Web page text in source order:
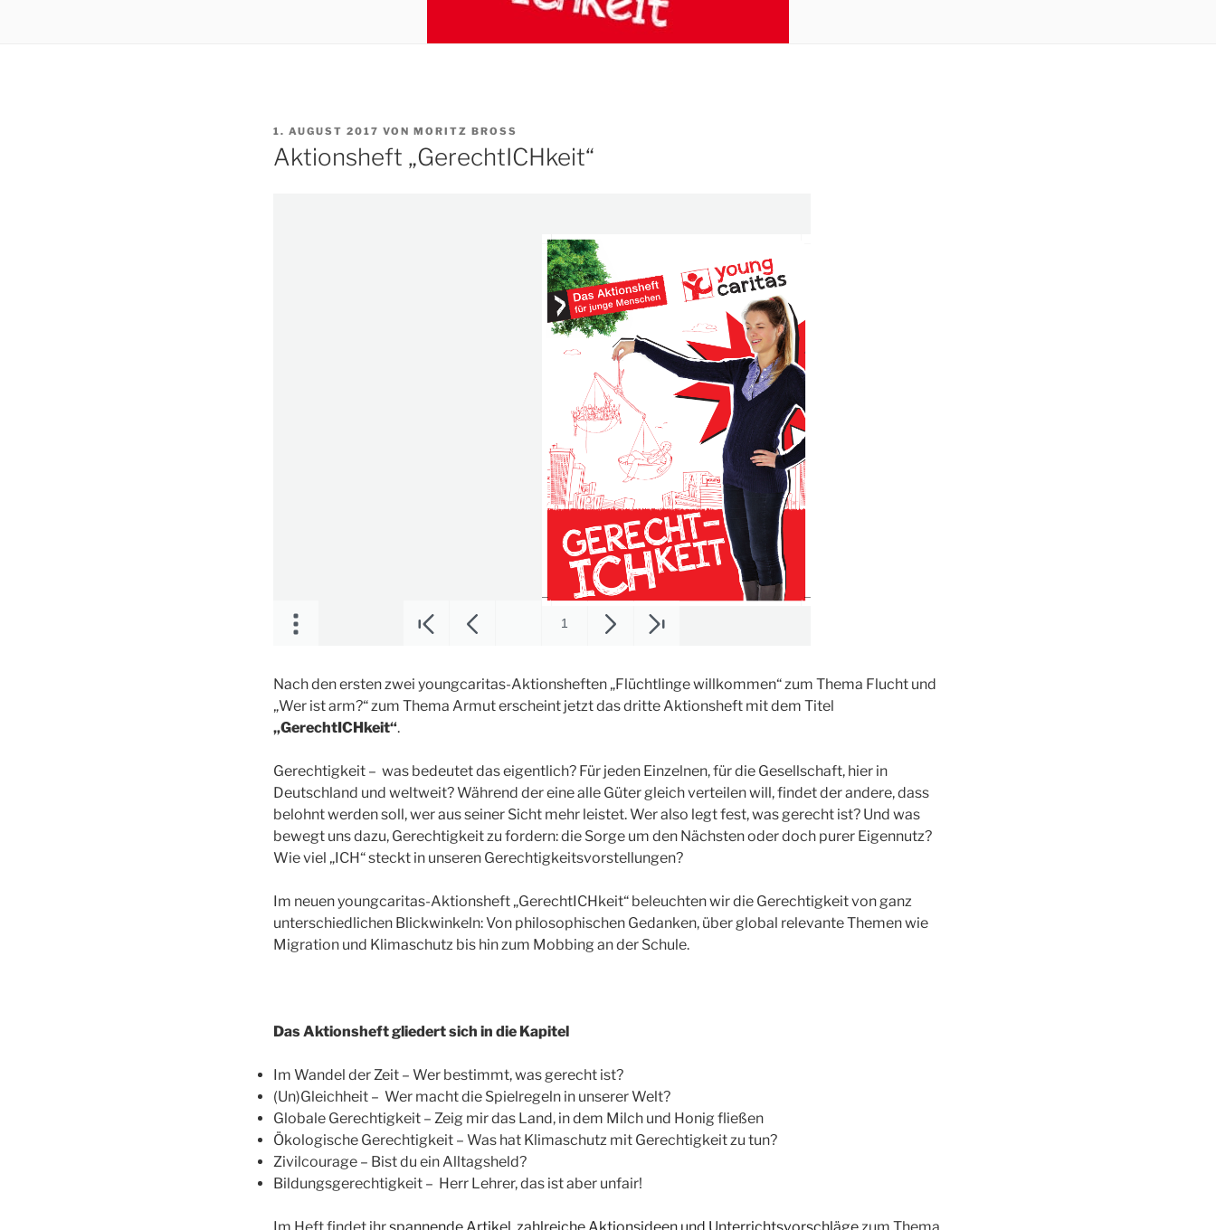
VERÖFFENTLICHT
AM
1. AUGUST 2017 VON MORITZ BROSS
Aktionsheft „GerechtICHkeit“
Nach den ersten zwei youngcaritas-Aktionsheften „Flüchtlinge willkommen“ zum Thema Flucht und
„Wer ist arm?“ zum Thema Armut erscheint jetzt das dritte Aktionsheft mit dem Titel
„GerechtICHkeit“.
Gerechtigkeit – was bedeutet das eigentlich? Für jeden Einzelnen, für die Gesellschaft, hier in
Deutschland und weltweit? Während der eine alle Güter gleich verteilen will, findet der andere, dass
belohnt werden soll, wer aus seiner Sicht mehr leistet. Wer also legt fest, was gerecht ist? Und was
bewegt uns dazu, Gerechtigkeit zu fordern: die Sorge um den Nächsten oder doch purer Eigennutz?
Wie viel „ICH“ steckt in unseren Gerechtigkeitsvorstellungen?
Im neuen youngcaritas-Aktionsheft „GerechtICHkeit“ beleuchten wir die Gerechtigkeit von ganz
unterschiedlichen Blickwinkeln: Von philosophischen Gedanken, über global relevante Themen wie
Migration und Klimaschutz bis hin zum Mobbing an der Schule.
Das Aktionsheft gliedert sich in die Kapitel
Im Wandel der Zeit – Wer bestimmt, was gerecht ist?
(Un)Gleichheit – Wer macht die Spielregeln in unserer Welt?
Globale Gerechtigkeit – Zeig mir das Land, in dem Milch und Honig fließen
Ökologische Gerechtigkeit – Was hat Klimaschutz mit Gerechtigkeit zu tun?
Zivilcourage – Bist du ein Alltagsheld?
Bildungsgerechtigkeit – Herr Lehrer, das ist aber unfair!